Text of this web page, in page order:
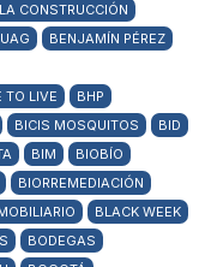
CONSTRUCCIÓN
BENJAMÍN PÉREZ
TO LIVE
BHP
BICIS MOSQUITOS
BID
BIM
BIOBÍO
BIORREMEDIACIÓN
BLACK WEEK
BODEGAS